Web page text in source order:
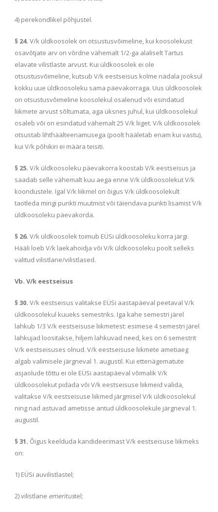
4) perekondlikel põhjustel.
§ 24. V/k üldkoosolek on otsustusvõimeline, kui koosolekust
osavõtjate arv on võrdne vähemalt 1/2-ga alaliselt Tartus
elavate vilistlaste arvust. Kui üldkoosolek ei ole
otsustusvõimeline, kutsub V/k eestseisus kolme nädala jooksul
kokku uue üldkoosoleku sama päevakorraga. Uus üldkoosolek
on otsustusvõimeline koosolekul osalenud või esindatud
liikmete arvust sõltumata, aga üksnes juhul, kui üldkoosolekul
osaleb või on esindatud vähemalt 25 V/k liiget. V/k üldkoosolek
otsustab lihthäälteenamusega (poolt hääletab enam kui vastu),
kui V/k põhikiri ei määra teisiti.
§ 25. V/k üldkoosoleku päevakorra koostab V/k eestseisus ja
saadab selle vähemalt kuu aega enne V/k üldkoosolekut V/k
koondustele. Igal V/k liikmel on õigus V/k üldkoosolekult
taotleda mingi punkti muutmist või täiendava punkti lisamist V/k
üldkoosoleku päevakorda.
§ 26. V/k üldkoosolek toimub EÜSi üldkoosoleku korra järgi.
Hääli loeb V/k laekahoidja või V/k üldkoosoleku poolt selleks
valitud vilistlane/vilistlased.
Vb. V/k eestseisus
§ 30. V/k eestseisus valitakse EÜSi aastapäeval peetaval V/k
üldkoosolekul kuueks semestriks. Iga kahe semestri järel
lahkub 1/3 V/k eestseisuse liikmetest: esimese 4 semestri järel
lahkujad loositakse, hiljem lahkuvad need, kes on 6 semestrit
V/k eestseisuses olnud. V/k eestseisuse liikmete ametiaeg
algab valimisele järgneval 1. augustil. Kui ettenägematute
asjaolude tõttu ei ole EÜSi aastapäeval võimalik V/k
üldkoosolekut pidada või V/k eestseisuse liikmeid valida,
valitakse V/k eestseisuse liikmed järgmisel V/k üldkoosolekul
ning nad astuvad ametisse antud üldkoosolekule järgneval 1.
augustil.
§ 31. Õigus keelduda kandideerimast V/k eestseisuse liikmeks
on:
1) EÜSi auvilistlastel;
2) vilistlane emeritustel;